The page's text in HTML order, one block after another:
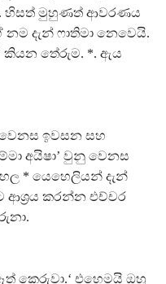
හිසත් මුහුණත් ආවරණය
දැන් ෆාතිමා නෙවෙයි.
කියන තේරුම. *. ඇය
වෙනස ඉවසන සහ
අයිෂා’ වුනු වෙනස
* යෙහෙලියන් දැන්
ආශ‍්‍රය කරන්න එච්චර
කෙරුවා.‘ එහෙමයි ඔහු